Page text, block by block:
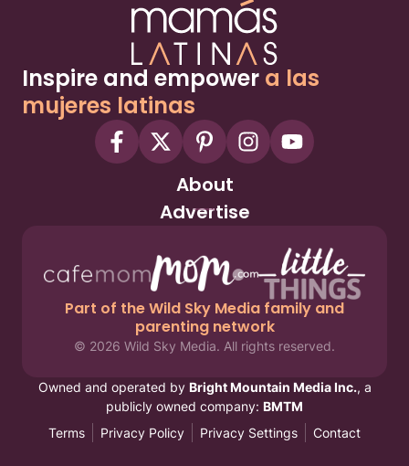
Inspire and empower a las
mujeres latinas
About
Advertise
Part of the Wild Sky Media family and
parenting network
© 2026 Wild Sky Media. All rights reserved.
Owned and operated by Bright Mountain Media Inc., a
publicly owned company: BMTM
Terms
Privacy Policy Privacy Settings Contact